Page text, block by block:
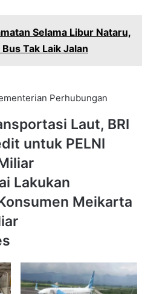
Selama Libur Nataru,
Tak Laik Jalan
Perhubungan
Laut, BRI
untuk PELNI
Lakukan
Meikarta